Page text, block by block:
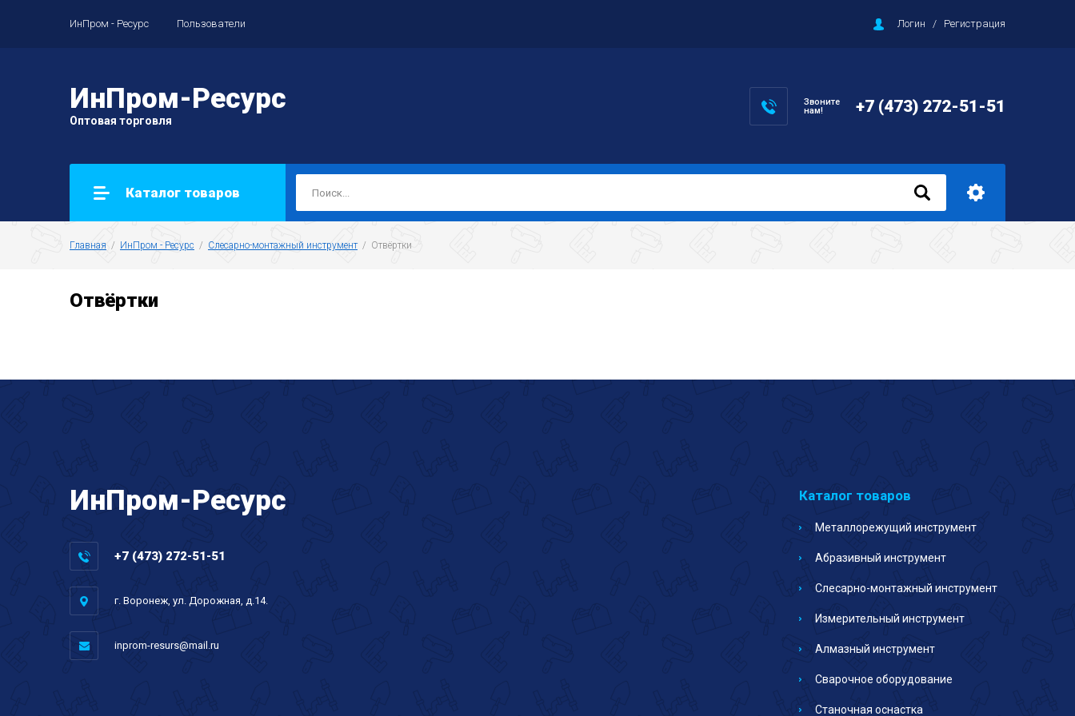
ИнПром - Ресурс Пользователи Логин / Регистрация
ИнПром-Ресурс
Оптовая торговля
Звоните
нам!
+7 (473) 272-51-51
Каталог товаров
Главная
  /
ИнПром - Ресурс
  /
Слесарно-монтажный инструмент
  /  Отвёртки
Отвёртки
ИнПром-Ресурс
+7 (473) 272-51-51
г. Воронеж, ул. Дорожная, д.14.
inprom-resurs@mail.ru
Каталог товаров
Металлорежущий инструмент
Абразивный инструмент
Слесарно-монтажный инструмент
Измерительный инструмент
Алмазный инструмент
Сварочное оборудование
Станочная оснастка